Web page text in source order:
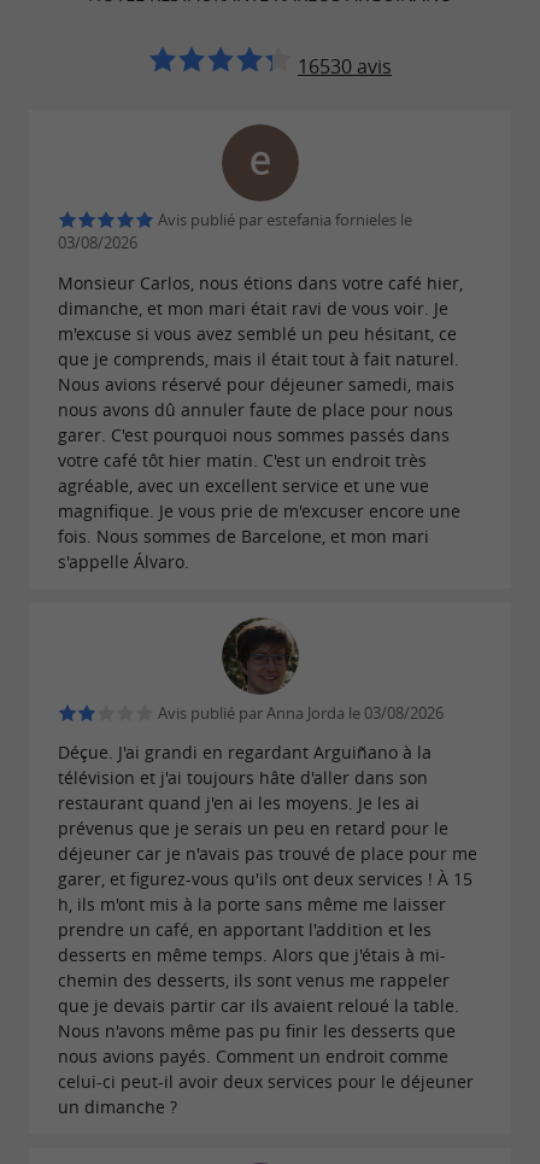
initié par Karlos aux côtés d'Arzak et Subijana.
une vue imprenable sur la mer
. Le bar, ouvert de 8h à minuit
(jusqu'à 1h en été), sert petits-déjeuners,
pintxos, amuse-bouches et en-cas dans une
ambiance décontractée avec vue sur la plage. À
noter également :la pâtisserie de Joseba
Arguiñano, qui propose pains, gâteaux et
chocolats artisanaux.
Hébergement et services
Cet hôtel quatre étoiles propose
service d'étage, ainsi que des suites junior avec
terrasse et vue sur la mer. Il dispose également
d'un parking, d'un local à vélos, d'une
blanchisserie et d'une salle de réunion. Son
atmosphère chaleureuse et accueillante est
particulièrement appréciable et crée une
ambiance conviviale et chaleureuse.
Pourquoi choisir cet établissement ?
Grâce à sa gestion familiale,son restaurant
prestigieux ,sa terrasse panoramiqueetson
emplacement exceptionnel
16530 avis
Avis publié par estefania fornieles le
03/08/2026
Monsieur Carlos, nous étions dans votre café hier,
dimanche, et mon mari était ravi de vous voir. Je
m'excuse si vous avez semblé un peu hésitant, ce
que je comprends, mais il était tout à fait naturel.
Nous avions réservé pour déjeuner samedi, mais
nous avons dû annuler faute de place pour nous
garer. C'est pourquoi nous sommes passés dans
votre café tôt hier matin. C'est un endroit très
agréable, avec un excellent service et une vue
magnifique. Je vous prie de m'excuser encore une
fois. Nous sommes de Barcelone, et mon mari
s'appelle Álvaro.
Avis publié par Anna Jorda le 03/08/2026
Déçue. J'ai grandi en regardant Arguiñano à la
télévision et j'ai toujours hâte d'aller dans son
restaurant quand j'en ai les moyens. Je les ai
prévenus que je serais un peu en retard pour le
déjeuner car je n'avais pas trouvé de place pour me
garer, et figurez-vous qu'ils ont deux services ! À 15
h, ils m'ont mis à la porte sans même me laisser
prendre un café, en apportant l'addition et les
desserts en même temps. Alors que j'étais à mi-
chemin des desserts, ils sont venus me rappeler
que je devais partir car ils avaient reloué la table.
Nous n'avons même pas pu finir les desserts que
nous avions payés. Comment un endroit comme
celui-ci peut-il avoir deux services pour le déjeuner
un dimanche ?